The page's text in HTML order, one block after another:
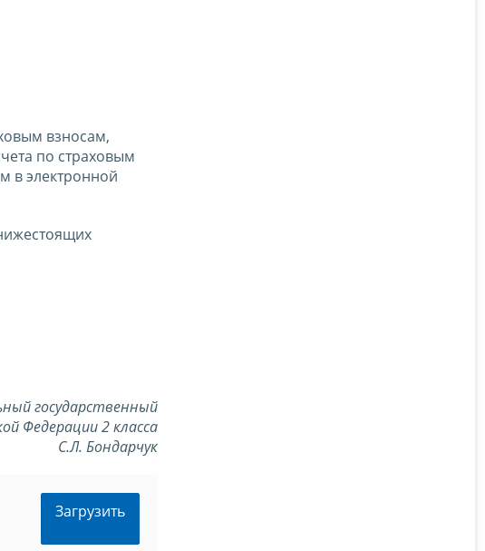
взносам,
по страховым
в электронной
государственный
Федерации 2 класса
С.Л. Бондарчук
Загрузить